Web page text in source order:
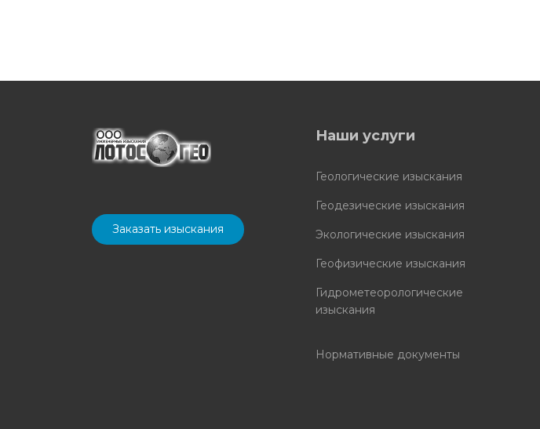
Заказать изыскания
Наши услуги
Геологические изыскания
Геодезические изыскания
Экологические изыскания
Геофизические изыскания
Гидрометеорологические
изыскания
Нормативные документы